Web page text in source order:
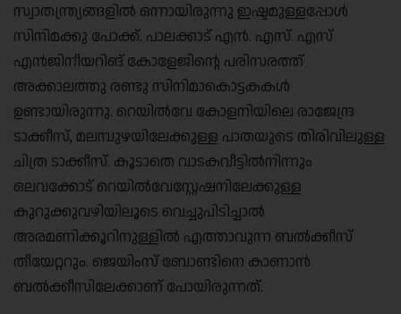
സ്വാതന്ത്ര്യങ്ങളിൽ ഒന്നായിരുന്നു ഇഷ്ടമുള്ളപ്പോൾ
സിനിമക്കു പോക്ക്. പാലക്കാട് എൻ. എസ്. എസ്
എൻജിനീയറിങ് കോളേജിന്റെ പരിസരത്ത്
അക്കാലത്തു രണ്ടു സിനിമാകൊട്ടകകൾ
ഉണ്ടായിരുന്നു. റെയിൽവേ കോളനിയിലെ രാജേന്ദ്ര
ടാക്കീസ്, മലമ്പുഴയിലേക്കുള്ള പാതയുടെ തിരിവിലുള്ള
ചിത്ര ടാക്കീസ്. കൂടാതെ വാടകവീട്ടിൽനിന്നും
ഒലവക്കോട് റെയിൽവേസ്റ്റേഷനിലേക്കുള്ള
കുറുക്കുവഴിയിലൂടെ വെച്ചുപിടിച്ചാൽ
അരമണിക്കൂറിനുള്ളിൽ എത്താവുന്ന ബൽക്കീസ്
തീയേറ്ററും. ജെയിംസ് ബോണ്ടിനെ കാണാൻ
ബൽക്കീസിലേക്കാണ് പോയിരുന്നത്.